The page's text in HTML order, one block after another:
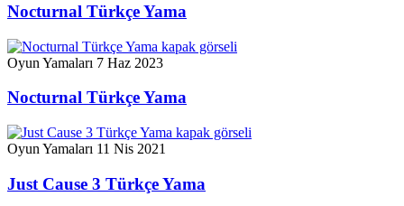
Nocturnal Türkçe Yama
Oyun Yamaları 7 Haz 2023
Nocturnal Türkçe Yama
Oyun Yamaları 11 Nis 2021
Just Cause 3 Türkçe Yama